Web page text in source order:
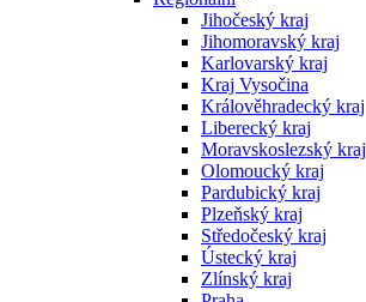
Jihočeský kraj
Jihomoravský kraj
Karlovarský kraj
Kraj Vysočina
Králověhradecký kraj
Liberecký kraj
Moravskoslezský kraj
Olomoucký kraj
Pardubický kraj
Plzeňský kraj
Středočeský kraj
Ústecký kraj
Zlínský kraj